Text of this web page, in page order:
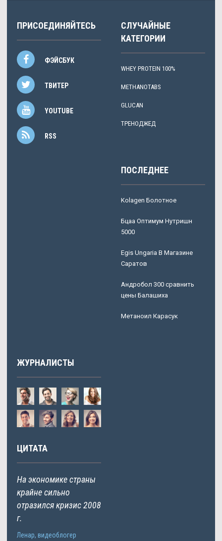
ПРИСОЕДИНЯЙТЕСЬ
ФЭЙСБУК
ТВИТЕР
YOUTUBE
RSS
СЛУЧАЙНЫЕ
КАТЕГОРИИ
WHEY PROTEIN 100%
METHANOTABS
GLUCAN
ТРЕНОДЖЕД
ПОСЛЕДНЕЕ
Kolagen Болотное
Бцаа Оптимум Нутришн
5000
Egis Ungaria В Магазине
Саратов
Андробол 300 сравнить
цены Балашиха
Метаноил Карасук
ЖУРНАЛИСТЫ
ЦИТАТА
На экономике страны
крайне сильно
отразился кризис 2008
г.
Ленар, видеоблогер